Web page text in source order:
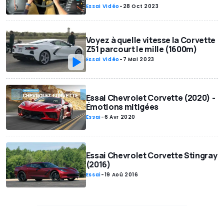
Essai Vidéo - 28 Oct 2023
Voyez à quelle vitesse la Corvette
Z51 parcourt le mille (1600m)
Essai Vidéo - 7 Mai 2023
Essai Chevrolet Corvette (2020) -
Émotions mitigées
Essai-6 Avr 2020
Essai Chevrolet Corvette Stingray
(2016)
Essai-19 Aoû 2016